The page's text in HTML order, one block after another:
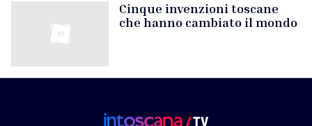
Cinque invenzioni toscane
che hanno cambiato il mondo